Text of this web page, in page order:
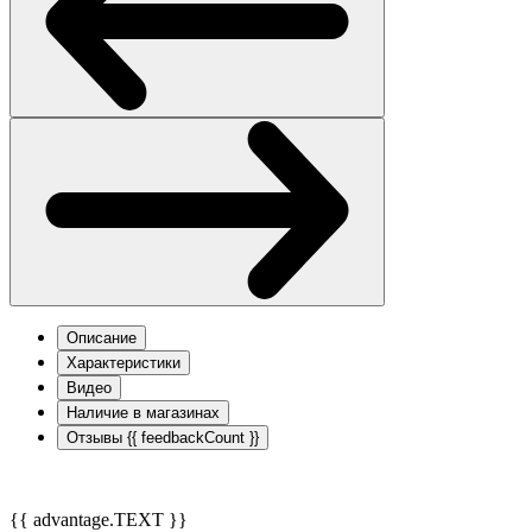
Описание
Характеристики
Видео
Наличие в магазинах
Отзывы {{ feedbackCount }}
{{ advantage.TEXT }}